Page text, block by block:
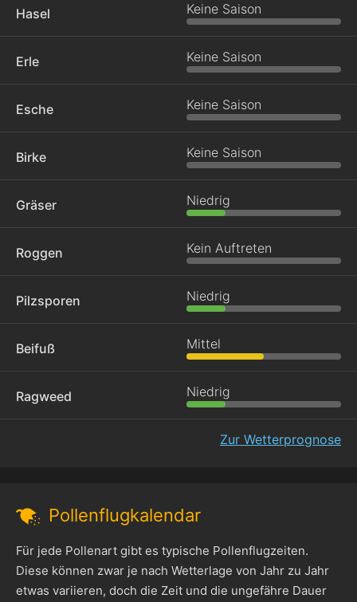
Hasel Keine Saison
Erle Keine Saison
Esche Keine Saison
Birke Keine Saison
Gräser Niedrig
Roggen Kein Auftreten
Pilzsporen Niedrig
Beifuß Mittel
Ragweed Niedrig
Zur Wetterprognose
Pollenflugkalendar
Für jede Pollenart gibt es typische Pollenflugzeiten.
Diese können zwar je nach Wetterlage von Jahr zu Jahr
etwas variieren, doch die Zeit und die ungefähre Dauer